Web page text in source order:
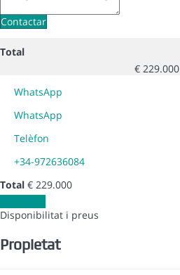
Contactar
Total
€ 229.000
WhatsApp
WhatsApp
Telèfon
+34-972636084
Total € 229.000
Disponibilitat i preus
Propietat